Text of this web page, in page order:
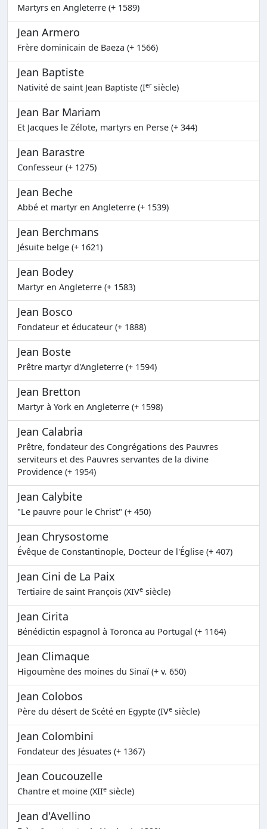
Martyrs en Angleterre (+ 1589)
Jean Armero
Frère dominicain de Baeza (+ 1566)
Jean Baptiste
Nativité de saint Jean Baptiste (Iersiècle)
Jean Bar Mariam
Et Jacques le Zélote, martyrs en Perse (+ 344)
Jean Barastre
Confesseur (+ 1275)
Jean Beche
Abbé et martyr en Angleterre (+ 1539)
Jean Berchmans
Jésuite belge (+ 1621)
Jean Bodey
Martyr en Angleterre (+ 1583)
Jean Bosco
Fondateur et éducateur (+ 1888)
Jean Boste
Prêtre martyr d'Angleterre (+ 1594)
Jean Bretton
Martyr à York en Angleterre (+ 1598)
Jean Calabria
Prêtre, fondateur des Congrégations des Pauvres
serviteurs et des Pauvres servantes de la divine
Providence (+ 1954)
Jean Calybite
"Le pauvre pour le Christ" (+ 450)
Jean Chrysostome
Évêque de Constantinople, Docteur de l'Église (+ 407)
Jean Cini de La Paix
Tertiaire de saint François (XIVe siècle)
Jean Cirita
Bénédictin espagnol à Toronca au Portugal (+ 1164)
Jean Climaque
Higoumène des moines du Sinaï (+ v. 650)
Jean Colobos
Père du désert de Scété en Egypte (IVe siècle)
Jean Colombini
Fondateur des Jésuates (+ 1367)
Jean Coucouzelle
Chantre et moine (XIIe siècle)
Jean d'Avellino